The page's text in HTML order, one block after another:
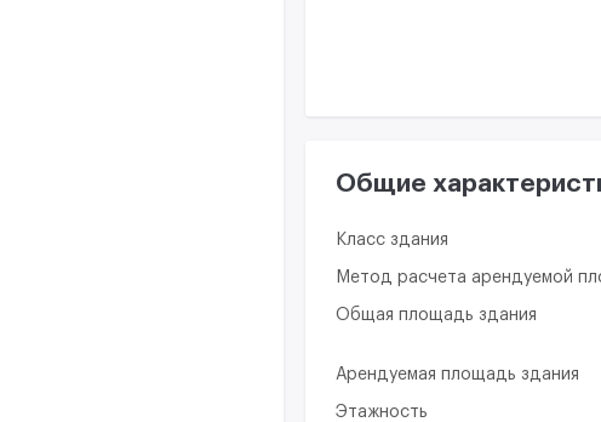
Общие
Класс здания
Метод расчета арендуемой
Общая площадь здания
Арендуемая площадь здания
Этажность